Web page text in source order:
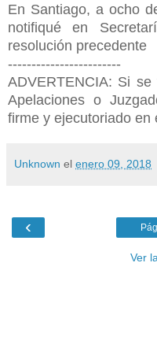
En Santiago, a ocho
notifiqué en
resolución precedente
------------------------
ADVERTENCIA: Si
Apelaciones o
firme y ejecutoriado en
Unknown el enero 09, 2018
‹
Ver